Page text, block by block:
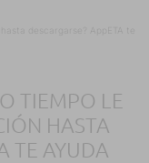
descargarse? AppETA te
TIEMPO LE
HASTA
TE AYUDA